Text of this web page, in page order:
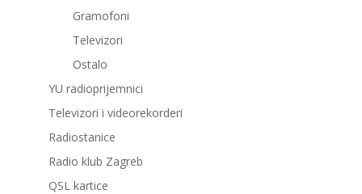
Gramofoni
Televizori
Ostalo
YU radioprijemnici
Televizori i videorekorderi
Radiostanice
Radio klub Zagreb
QSL kartice